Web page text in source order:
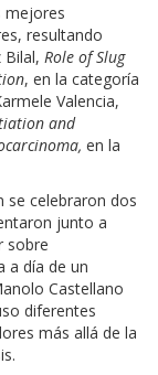
mejores
resultando
Role of Slug
, en la categoría
Valencia,
and
en la
se celebraron dos
junto a
sobre
a día de un
Castellano
diferentes
más allá de la